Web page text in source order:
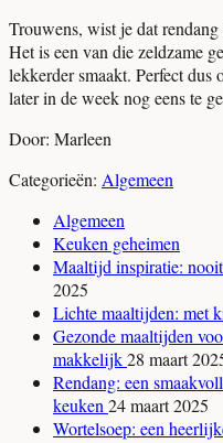
Trouwens, wist je dat
Het is een van die zeldzame
lekkerder smaakt. Perfect dus
later in de week nog eens te
Door: Marleen
Categorieën: Algemeen
Algemeen
Keuken geheimen
Maaltijd inspiratie:
2025
Lichte maaltijden: met
Gezonde maaltijden
makkelijk28 maart
Rendang: een
keuken 24 maart 2025
Wortelsoep: een